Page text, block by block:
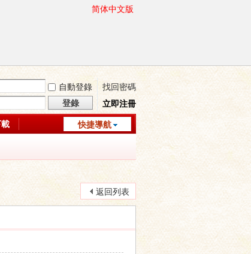
简体中文版
自動登錄
找回密碼
登錄
立即注冊
快捷導航
返回列表